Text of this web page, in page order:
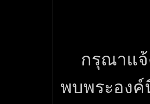
กรุณาแ
พบพระองค์